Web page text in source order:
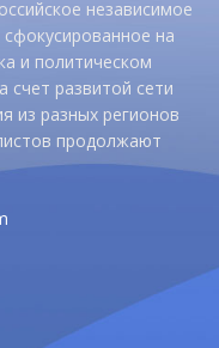
независимое
на
и политическом
счет развитой сети
из разных регионов
продолжают